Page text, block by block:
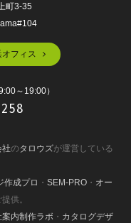
町3-35
フィス
9:00～19:00）
社のタロウズが運営している
作成プロ ・ SEM-PRO ・ オー
供。
案内制作ラボ ・ カタログデザ